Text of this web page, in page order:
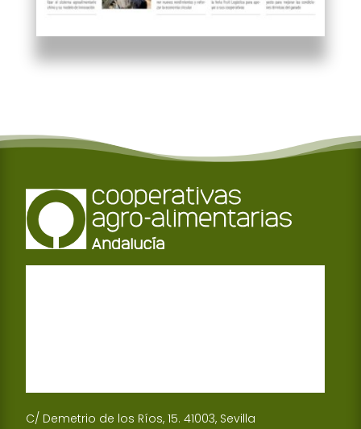
C/ Demetrio de los Ríos, 15. 41003, Sevilla